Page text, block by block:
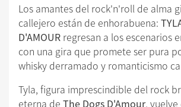
Los amantes del rock'n'roll de alma
callejero están de enhorabuena:
D'AMOUR regresan a los escenarios
con una gira que promete ser pura
whisky derramado y romanticismo
Tyla, figura imprescindible del rock
eterna de The Dogs D'Amour,